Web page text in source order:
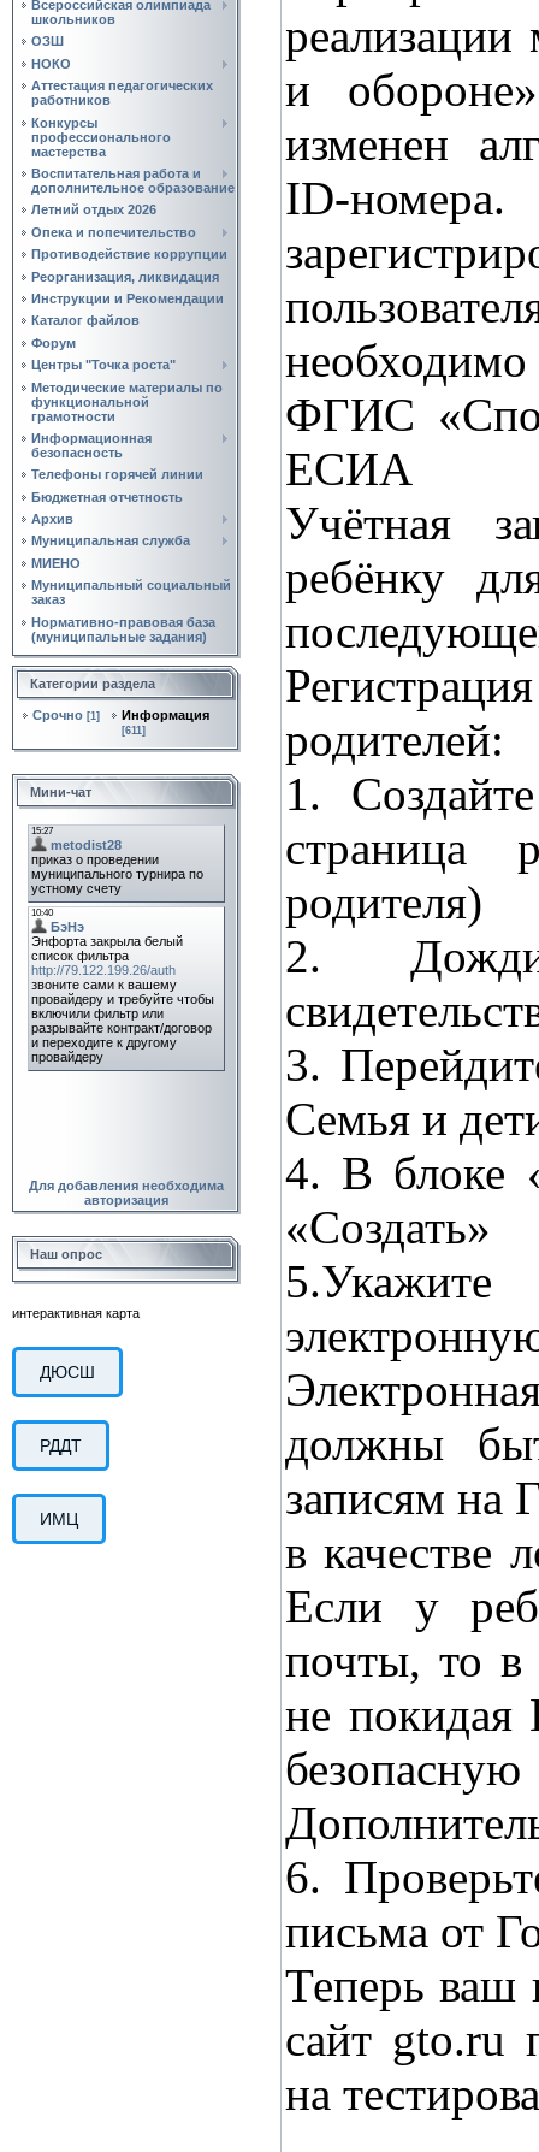
Всероссийская олимпиада
школьников
ОЗШ
НОКО
Аттестация педагогических
работников
Конкурсы
профессионального
мастерства
Воспитательная работа и
дополнительное образование
Летний отдых 2026
Опека и попечительство
Противодействие коррупции
Реорганизация, ликвидация
Инструкции и Рекомендации
Каталог файлов
Форум
Центры "Точка роста"
Методические материалы по
функциональной
грамотности
Информационная
безопасность
Телефоны горячей линии
Бюджетная отчетность
Архив
Муниципальная служба
МИЕНО
Муниципальный социальный
заказ
Нормативно‑правовая база
(муниципальные задания)
Категории раздела
Срочно [1] Информация
[611]
Мини-чат
Для добавления необходима
авторизация
Наш опрос
интерактивная карта
ДЮСШ
РДДТ
ИМЦ
и
изменен
ID-
ФГИС
ЕСИА
Учётная
ребёнку
родителей:
1.
страница
родителя)
2.
3.
Семья и
4. В блоке
«Создать»
5.Укажите
должны
записям на
в качестве
Если у
почты, то в
не покидая
6.
письма от
Теперь ваш
сайт gto.ru
на